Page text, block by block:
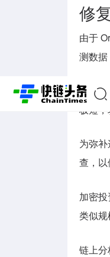
首页
修
由于
测数
极短，
为弥
查，以
加密
类似规
链上